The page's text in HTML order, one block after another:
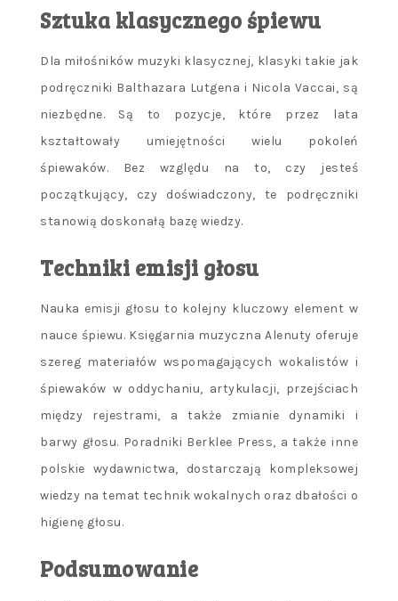
Sztuka klasycznego śpiewu
Dla miłośników muzyki klasycznej, klasyki takie jak
podręczniki Balthazara Lutgena i Nicola Vaccai, są
niezbędne. Są to pozycje, które przez lata
kształtowały umiejętności wielu pokoleń
śpiewaków. Bez względu na to, czy jesteś
początkujący, czy doświadczony, te podręczniki
stanowią doskonałą bazę wiedzy.
Techniki emisji głosu
Nauka emisji głosu to kolejny kluczowy element w
nauce śpiewu. Księgarnia muzyczna Alenuty oferuje
szereg materiałów wspomagających wokalistów i
śpiewaków w oddychaniu, artykulacji, przejściach
między rejestrami, a także zmianie dynamiki i
barwy głosu. Poradniki Berklee Press, a także inne
polskie wydawnictwa, dostarczają kompleksowej
wiedzy na temat technik wokalnych oraz dbałości o
higienę głosu.
Podsumowanie